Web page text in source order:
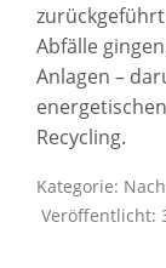
Abfälle
Anlagen –
Recycling.
Kategorie:
Veröffentlicht: